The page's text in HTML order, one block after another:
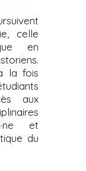
celle
en
la fois
aux
et
du